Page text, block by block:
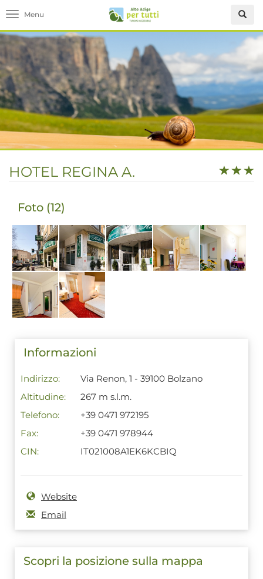
Toggle navigation
HOTEL REGINA A.
Foto (12)
Informazioni
Indirizzo:
Via Renon, 1 - 39100 Bolzano
Altitudine:
267 m s.l.m.
Telefono:
+39 0471 972195
Fax:
+39 0471 978944
CIN:
IT021008A1EK6KCBIQ
Website
Email
Scopri la posizione sulla mappa